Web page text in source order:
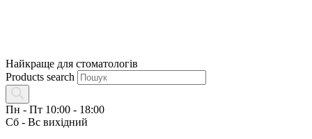
Найкраще для стоматологів
Products search
Пн - Пт 10:00 - 18:00
Сб - Вс вихідний